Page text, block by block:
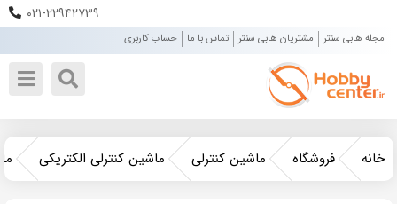
۰۲۱-۲۲۹۴۲۷۳۹
مجله هابی سنتر مشتریان هابی سنتر تماس با ما حساب کاربری
خانه فروشگاه ماشین کنترلی ماشین کنترلی الکتریکی